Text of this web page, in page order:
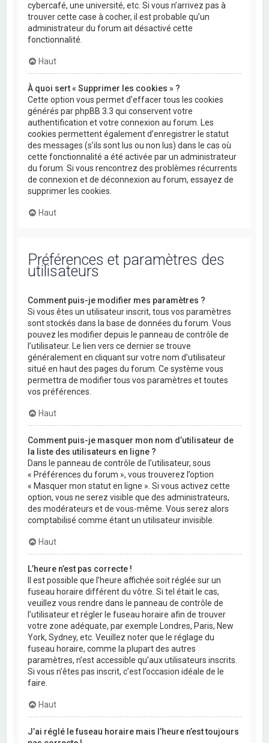
cybercafé, une université, etc. Si vous n’arrivez pas à
trouver cette case à cocher, il est probable qu’un
administrateur du forum ait désactivé cette
fonctionnalité.
Haut
À quoi sert « Supprimer les cookies » ?
Cette option vous permet d’effacer tous les cookies
générés par phpBB 3.3 qui conservent votre
authentification et votre connexion au forum. Les
cookies permettent également d’enregistrer le statut
des messages (s’ils sont lus ou non lus) dans le cas où
cette fonctionnalité a été activée par un administrateur
du forum. Si vous rencontrez des problèmes récurrents
de connexion et de déconnexion au forum, essayez de
supprimer les cookies.
Haut
Préférences et paramètres des
utilisateurs
Comment puis-je modifier mes paramètres ?
Si vous êtes un utilisateur inscrit, tous vos paramètres
sont stockés dans la base de données du forum. Vous
pouvez les modifier depuis le panneau de contrôle de
l’utilisateur. Le lien vers ce dernier se trouve
généralement en cliquant sur votre nom d’utilisateur
situé en haut des pages du forum. Ce système vous
permettra de modifier tous vos paramètres et toutes
vos préférences.
Haut
Comment puis-je masquer mon nom d’utilisateur de
la liste des utilisateurs en ligne ?
Dans le panneau de contrôle de l’utilisateur, sous
« Préférences du forum », vous trouverez l’option
« Masquer mon statut en ligne ». Si vous activez cette
option, vous ne serez visible que des administrateurs,
des modérateurs et de vous-même. Vous serez alors
comptabilisé comme étant un utilisateur invisible.
Haut
L’heure n’est pas correcte !
Il est possible que l’heure affichée soit réglée sur un
fuseau horaire différent du vôtre. Si tel était le cas,
veuillez vous rendre dans le panneau de contrôle de
l’utilisateur et régler le fuseau horaire afin de trouver
votre zone adéquate, par exemple Londres, Paris, New
York, Sydney, etc. Veuillez noter que le réglage du
fuseau horaire, comme la plupart des autres
paramètres, n’est accessible qu’aux utilisateurs inscrits.
Si vous n’êtes pas inscrit, c’est l’occasion idéale de le
faire.
Haut
J’ai réglé le fuseau horaire mais l’heure n’est toujours